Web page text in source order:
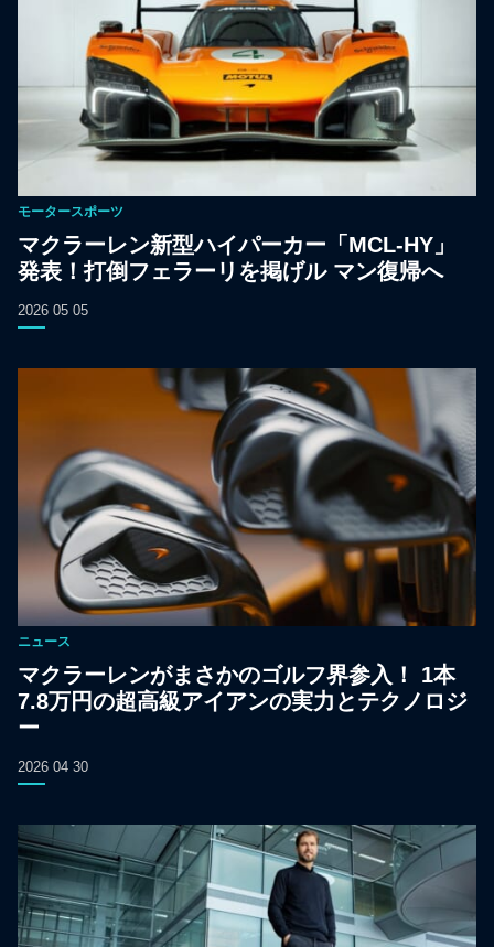
モータースポーツ
マクラーレン新型ハイパーカー「MCL-HY」
発表！打倒フェラーリを掲げル マン復帰へ
2026 05 05
ニュース
マクラーレンがまさかのゴルフ界参入！ 1本
7.8万円の超高級アイアンの実力とテクノロジ
ー
2026 04 30